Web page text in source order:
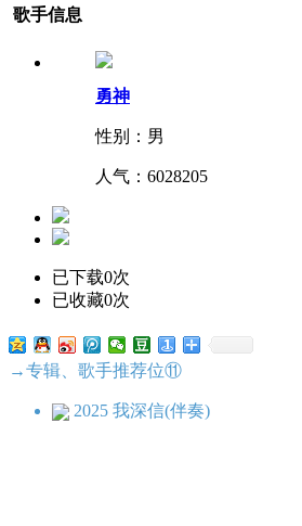
歌手信息
勇神
性别：男
人气： 6028205
已下载0次
已收藏0次
→专辑、歌手推荐位⑪
2025 我深信(伴奏)